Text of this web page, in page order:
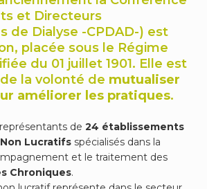
et Directeurs
de Dialyse -CPDAD-) est
placée sous le Régime
du 01 juillet 1901. Elle est
la volonté de mutualiser
améliorer les pratiques.
de 24 établissements
Lucratifsspécialisés dans la
et le traitement des
Chroniques.